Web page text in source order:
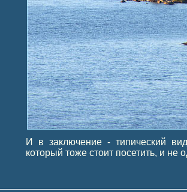
И в заключение - типический вид
который тоже стоит посетить, и не